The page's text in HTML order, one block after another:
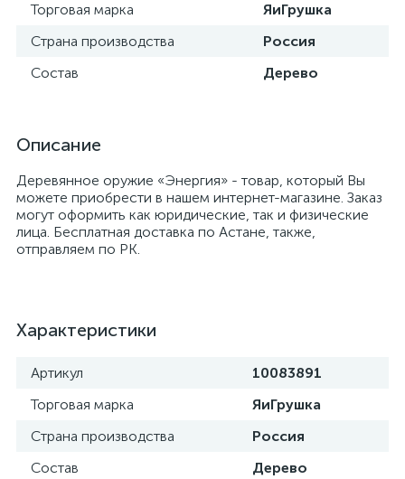
Торговая марка
ЯиГрушка
Страна производства
Россия
Состав
Дерево
Описание
Деревянное оружие «Энергия» - товар, который Вы
можете приобрести в нашем интернет-магазине. Заказ
могут оформить как юридические, так и физические
лица. Бесплатная доставка по Астане, также,
отправляем по РК.
Характеристики
Артикул
10083891
Торговая марка
ЯиГрушка
Страна производства
Россия
Состав
Дерево